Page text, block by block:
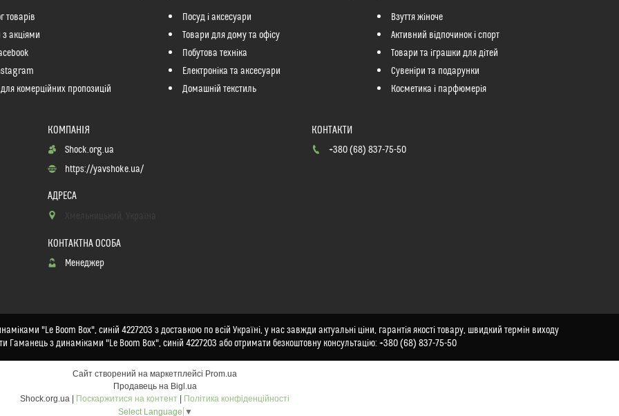
товарів
акціями
комерційних пропозицій
Посуд і аксесуари
Товари для дому та офісу
Побутова техніка
Електроніка та аксесуари
Домашній текстиль
Взуття жіноче
Активний відпочинок і спорт
Товари та іграшки для дітей
Сувеніри та подарунки
Косметика і парфюмерія
Shock.org.ua
https://yavshoke.ua/
Менеджер
+380 (68) 837-75-50
"Le Boom Box", синій 4227203 з доставкою по всій Україні, у нас завжди актуальні ціни, гарантія якості товару, швидкий термін виходу
Гаманець з динаміками "Le Boom Box", синій 4227203 або отримати безкоштовну консультацію: +380 (68) 837-75-50
Сайт створений на маркетплейсі Prom.ua
Продавець на Bigl.ua
Поскаржитися на контент
Політика конфіденційності
Select Language ▼